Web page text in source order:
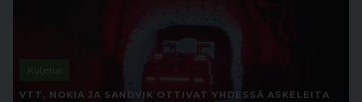
Kuljetus
VTT, NOKIA JA SANDVIK OTTIVAT YHDESSÄ ASKELEITA